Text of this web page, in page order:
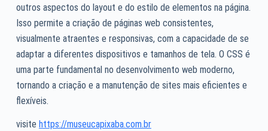
outros aspectos do layout e do estilo de elementos na página.
Isso permite a criação de páginas web consistentes,
visualmente atraentes e responsivas, com a capacidade de se
adaptar a diferentes dispositivos e tamanhos de tela. O CSS é
uma parte fundamental no desenvolvimento web moderno,
tornando a criação e a manutenção de sites mais eficientes e
flexíveis.
visite https://museucapixaba.com.br